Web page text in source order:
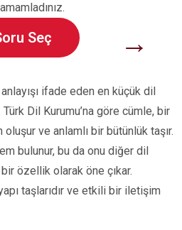
Seç →
ifade eden en küçük dil
Dil Kurumu’na göre cümle, bir
ve anlamlı bir bütünlük taşır.
bulunur, bu da onu diğer dil
özellik olarak öne çıkar.
taşlarıdır ve etkili bir iletişim